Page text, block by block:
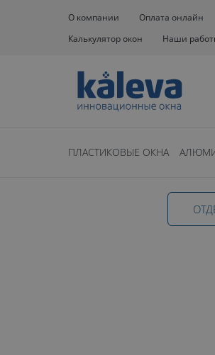
О компании Оплата онлайн
Калькулятор окон
Наши
ПЛАСТИКОВЫЕ ОКНА
Окна Окна на балкон